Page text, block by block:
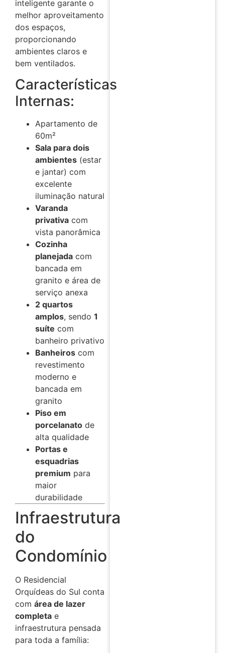
inteligente garante o
melhor aproveitamento
dos espaços,
proporcionando
ambientes claros e
bem ventilados.
Características
Internas:
Apartamento de
60m²
Sala para dois
ambientes (estar
e jantar) com
excelente
iluminação natural
Varanda
privativa com
vista panorâmica
Cozinha
planejada com
bancada em
granito e área de
serviço anexa
2 quartos
amplos, sendo 1
suíte com
banheiro privativo
Banheiros com
revestimento
moderno e
bancada em
granito
Piso em
porcelanato de
alta qualidade
Portas e
esquadrias
premium para
maior
durabilidade
Infraestrutura
do
Condomínio
O Residencial
Orquídeas do Sul conta
com área de lazer
completa e
infraestrutura pensada
para toda a família: